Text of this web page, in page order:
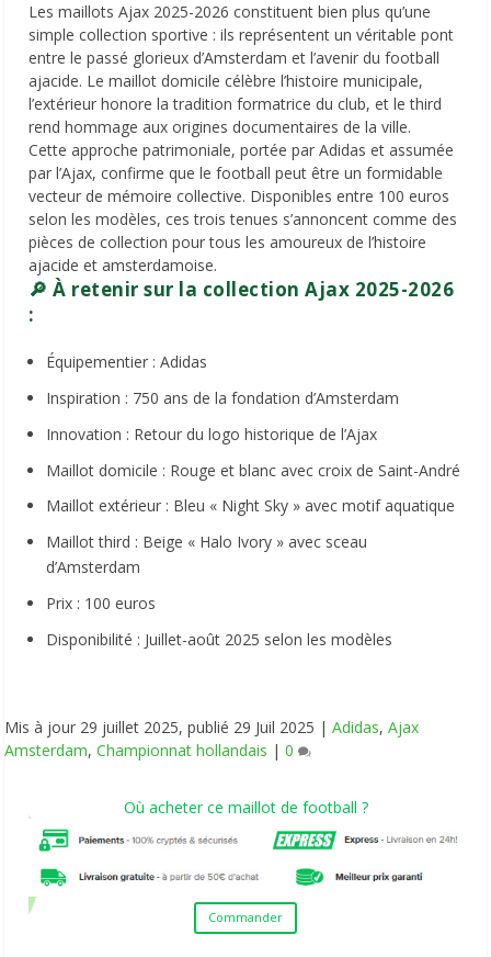
Les maillots Ajax 2025-2026 constituent bien plus qu’une
simple collection sportive : ils représentent un véritable pont
entre le passé glorieux d’Amsterdam et l’avenir du football
ajacide. Le maillot domicile célèbre l’histoire municipale,
l’extérieur honore la tradition formatrice du club, et le third
rend hommage aux origines documentaires de la ville.
Cette approche patrimoniale, portée par Adidas et assumée
par l’Ajax, confirme que le football peut être un formidable
vecteur de mémoire collective. Disponibles entre 100 euros
selon les modèles, ces trois tenues s’annoncent comme des
pièces de collection pour tous les amoureux de l’histoire
ajacide et amsterdamoise.
🔎 À retenir sur la collection Ajax 2025-2026
:
Équipementier : Adidas
Inspiration : 750 ans de la fondation d’Amsterdam
Innovation : Retour du logo historique de l’Ajax
Maillot domicile : Rouge et blanc avec croix de Saint-André
Maillot extérieur : Bleu « Night Sky » avec motif aquatique
Maillot third : Beige « Halo Ivory » avec sceau
d’Amsterdam
Prix : 100 euros
Disponibilité : Juillet-août 2025 selon les modèles
Mis à jour 29 juillet 2025, publié 29 Juil 2025 |Adidas,Ajax
Amsterdam,Championnat hollandais |0
Où acheter ce maillot de football ?
Commander